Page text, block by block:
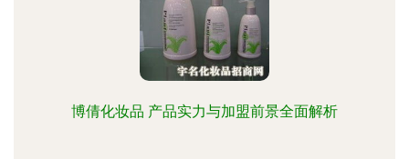
博倩化妆品 产品实力与加盟前景全面解析